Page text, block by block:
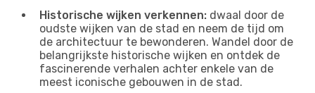
Historische wijken verkennen: dwaal door de
oudste wijken van de stad en neem de tijd om
de architectuur te bewonderen. Wandel door de
belangrijkste historische wijken en ontdek de
fascinerende verhalen achter enkele van de
meest iconische gebouwen in de stad.